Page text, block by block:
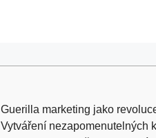
Guerilla marketing jako
Vytváření nezapomenutelných